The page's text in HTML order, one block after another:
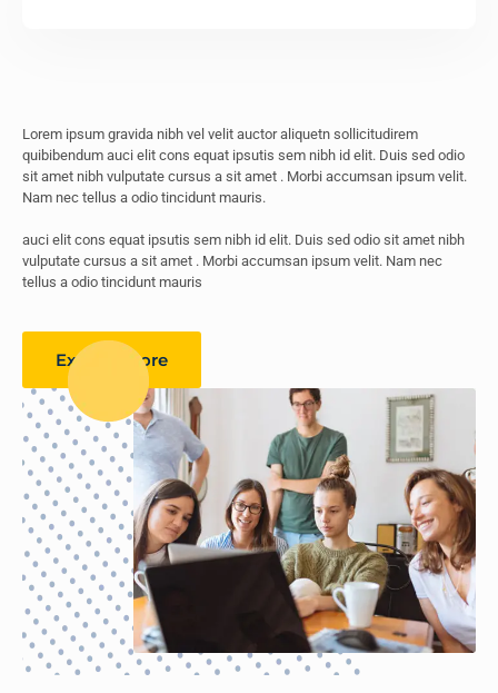
Lorem ipsum gravida nibh vel velit auctor aliquetn sollicitudirem
quibibendum auci elit cons equat ipsutis sem nibh id elit. Duis sed odio
sit amet nibh vulputate cursus a sit amet . Morbi accumsan ipsum velit.
Nam nec tellus a odio tincidunt mauris.
auci elit cons equat ipsutis sem nibh id elit. Duis sed odio sit amet nibh
vulputate cursus a sit amet . Morbi accumsan ipsum velit. Nam nec
tellus a odio tincidunt mauris
Explore More